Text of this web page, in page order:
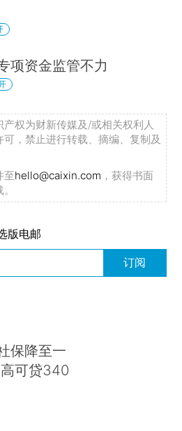
项资金监管不力
权为财新传媒及/或相关权利人
，禁止进行转载、摘编、复制及
至hello@caixin.com ，获得书面
版电邮
订阅
保降至一
可贷340